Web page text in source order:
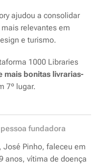
ajudou a consolidar
relevantes em
e turismo.
1000 Libraries
mais bonitas livrarias-
7º lugar.
fundadora
José Pinho, faleceu em
anos, vítima de doença